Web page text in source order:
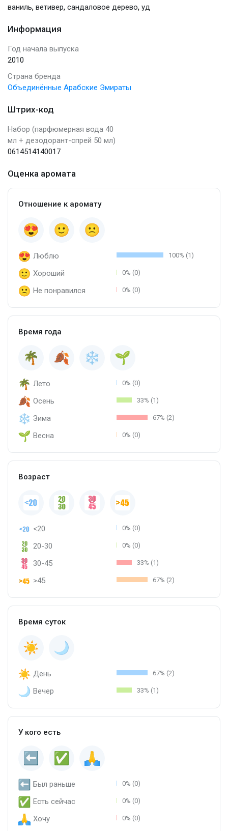
ваниль, ветивер, сандаловое дерево, уд
Информация
Год начала выпуска
2010
Страна бренда
Объединённые Арабские Эмираты
Штрих-код
Набор (парфюмерная вода 40
мл + дезодорант-спрей 50 мл)
0614514140017
Оценка аромата
Отношение к аромату
Люблю 100% (1)
Хороший 0% (0)
Не понравился 0% (0)
Время года
Лето 0% (0)
Осень 33% (1)
Зима 67% (2)
Весна 0% (0)
Возраст
<20 0% (0)
20-30 0% (0)
30-45 33% (1)
>45 67% (2)
Время суток
День 67% (2)
Вечер 33% (1)
У кого есть
Был раньше 0% (0)
Есть сейчас 0% (0)
Хочу 0% (0)